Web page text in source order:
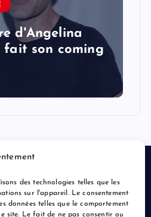
des technologies telles que les
sur l'appareil. Le consentement
données telles que le comportement
site. Le fait de ne pas consentir ou
d'Angelina
fait son coming